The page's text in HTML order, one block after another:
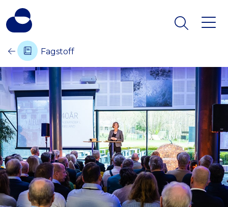
Fagstoff